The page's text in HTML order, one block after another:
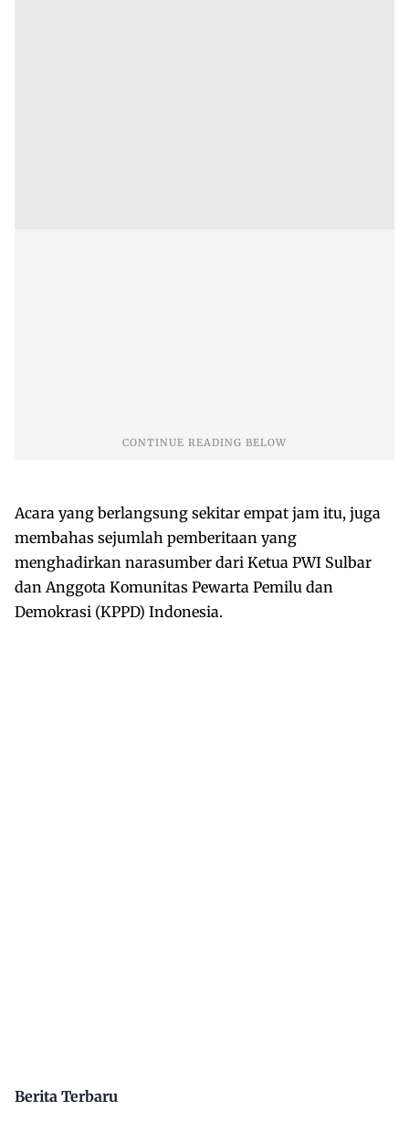
Acara yang berlangsung sekitar empat jam itu, juga
membahas sejumlah pemberitaan yang
menghadirkan narasumber dari Ketua PWI Sulbar
dan Anggota Komunitas Pewarta Pemilu dan
Demokrasi (KPPD) Indonesia.
Berita Terbaru